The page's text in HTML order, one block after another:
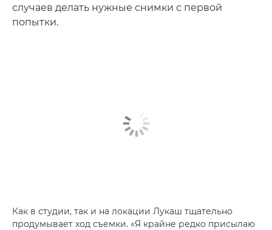
случаев делать нужные снимки с первой
попытки.
Как в студии, так и на локации Лукаш тщательно
продумывает ход съемки. «Я крайне редко присылаю